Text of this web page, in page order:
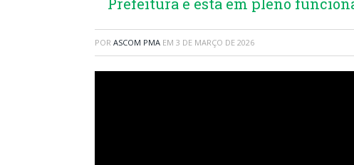
POR ASCOM PMA EM 3 DE MARÇO DE 2026